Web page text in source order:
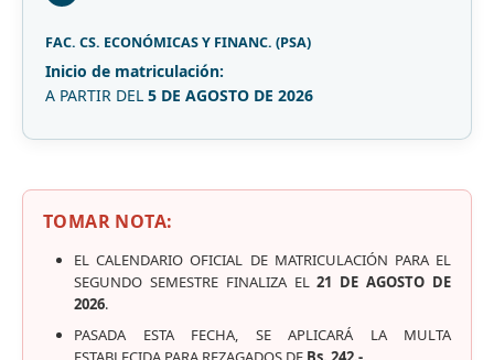
FAC. CS. ECONÓMICAS Y FINANC. (PSA)
Inicio de matriculación:
A PARTIR DEL 5 DE AGOSTO DE 2026
TOMAR NOTA:
EL CALENDARIO OFICIAL DE MATRICULACIÓN PARA EL
SEGUNDO SEMESTRE FINALIZA EL21 DE AGOSTO DE
2026.
PASADA ESTA FECHA, SE APLICARÁ LA MULTA